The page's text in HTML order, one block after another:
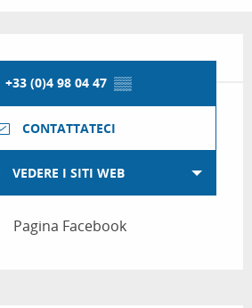
+33 (0)4 98 04 47 ▒▒
CONTATTATECI
VEDERE I SITI WEB
Pagina Facebook